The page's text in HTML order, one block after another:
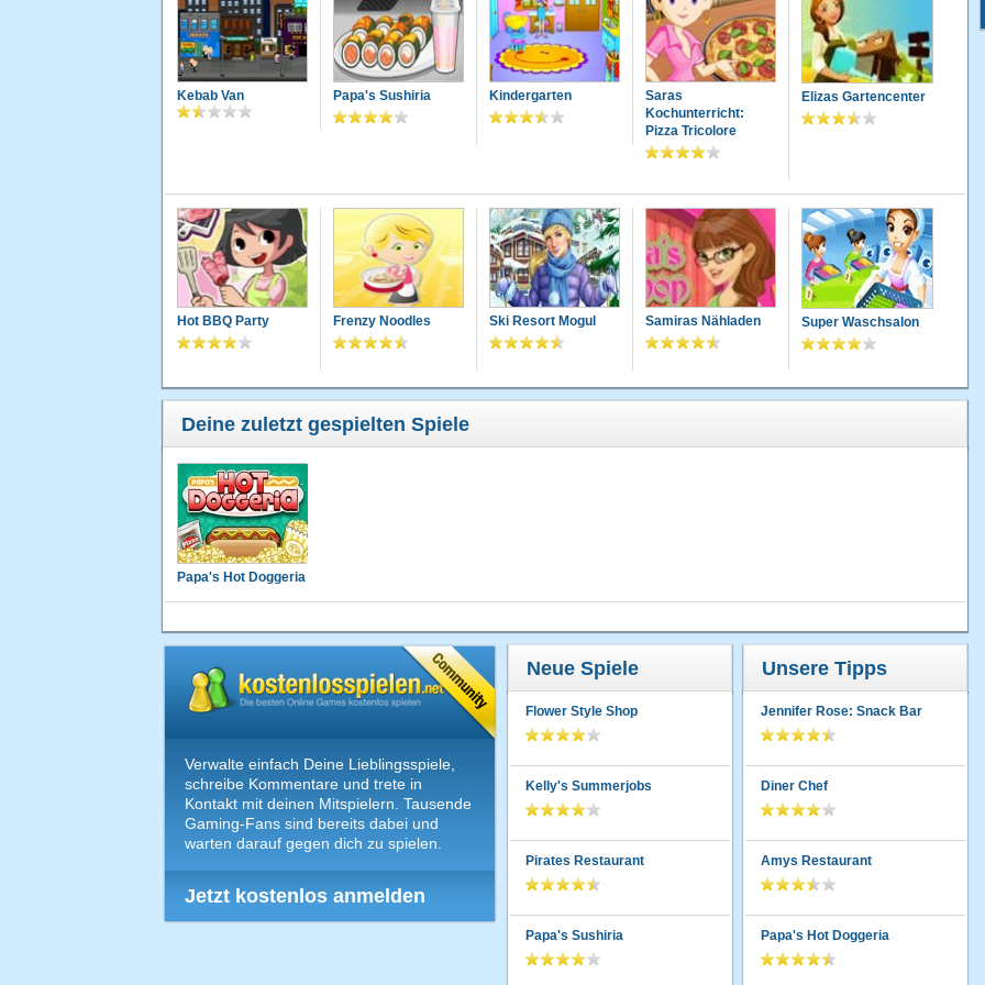
Kebab Van Papa's Sushiria Kindergarten
Saras
Kochunterricht:
Pizza Tricolore
Elizas Gartencenter
Hot BBQ Party Frenzy Noodles Ski Resort Mogul Samiras Nähladen Super Waschsalon
Deine zuletzt gespielten Spiele
Papa's Hot Doggeria
Verwalte einfach Deine Lieblingsspiele,
schreibe Kommentare und trete in
Kontakt mit deinen Mitspielern. Tausende
Gaming-Fans sind bereits dabei und
warten darauf gegen dich zu spielen.
Jetzt kostenlos anmelden
Neue Spiele
Flower Style Shop
Kelly's Summerjobs
Pirates Restaurant
Papa's Sushiria
Unsere Tipps
Jennifer Rose: Snack Bar
Diner Chef
Amys Restaurant
Papa's Hot Doggeria